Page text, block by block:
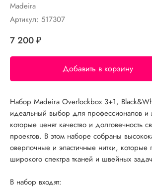
Madeira
Артикул: 517307
7 200₽
Добавить в корзину
Набор Madeira Overlockbox 3+1,
идеальный выбор для профессионалов и
которые ценят качество и долговечность
проектов. В этом наборе собраны
оверлочные и эластичные нитки, которые
широкого спектра тканей и швейных
В набор входят: